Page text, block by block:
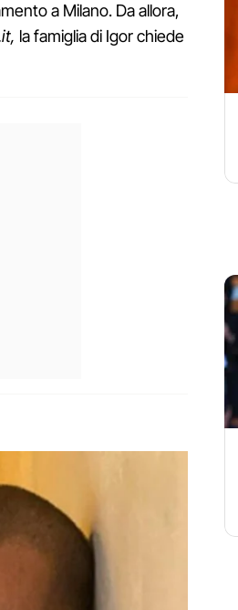
a Milano. Da allora,
la famiglia di Igor chiede